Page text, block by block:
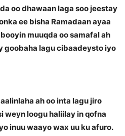
oo dhawaan laga soo jeestay
ee bisha Ramadaan ayaa
muuqda oo samafal ah
goobaha lagu cibaadeysto iyo
ah oo inta lagu jiro
weyn loogu haliilay in qofna
inuu waayo wax uu ku afuro.